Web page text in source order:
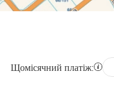
Щомісячний платіж: